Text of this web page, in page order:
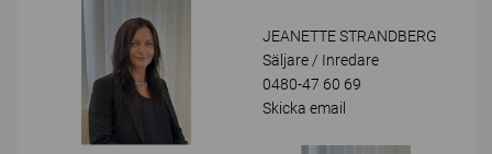
JEANETTE STRANDBERG
Säljare / Inredare
0480-47 60 69
Skicka email